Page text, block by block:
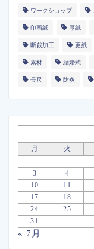
ワークショップ
印画紙 厚紙
断裁加工 更紙
素材 結婚式
長尺 防炎
月
火
3
4
10
11
17
18
24
25
31
« 7月